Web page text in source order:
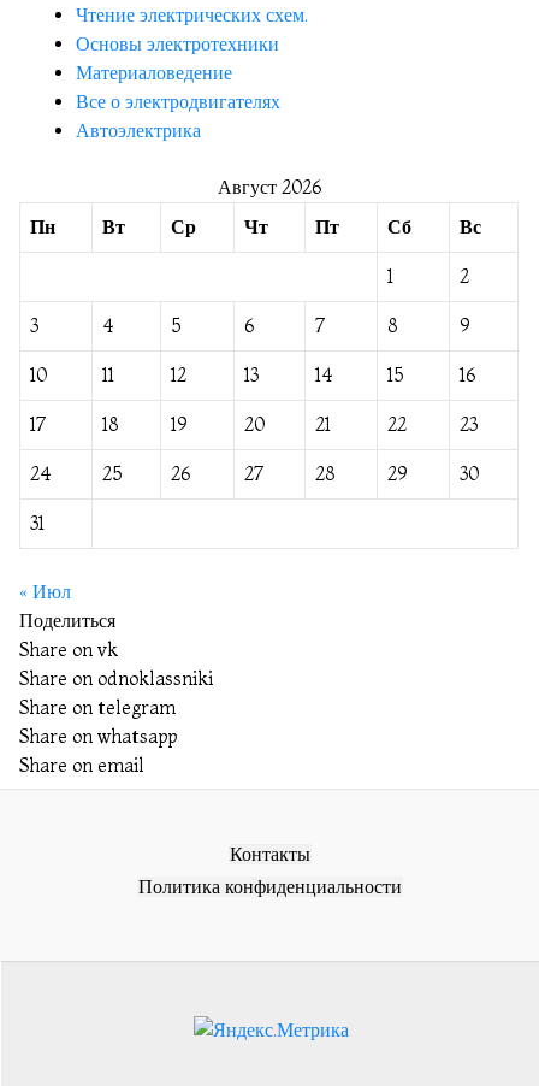
Чтение электрических схем.
Основы электротехники
Материаловедение
Все о электродвигателях
Автоэлектрика
Август 2026
Пн
Вт Ср Чт Пт Сб Вс
1 2
3 4 5 6 7 8 9
10 11 12 13 14 15 16
17 18 19 20 21 22 23
24 25 26 27 28 29 30
31
« Июл
Поделиться
Share on vk
Share on odnoklassniki
Share on telegram
Share on whatsapp
Share on email
Контакты
Политика конфиденциальности